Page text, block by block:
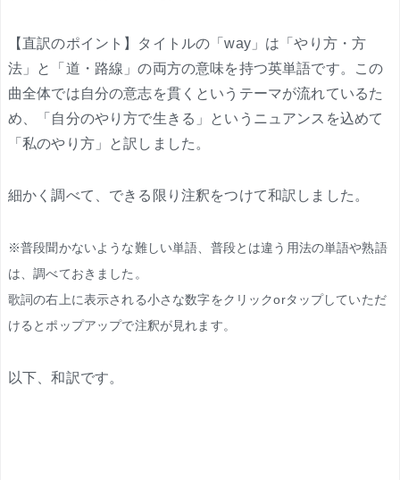
【直訳のポイント】タイトルの「way」は「やり方・方
法」と「道・路線」の両方の意味を持つ英単語です。この
曲全体では自分の意志を貫くというテーマが流れているた
め、「自分のやり方で生きる」というニュアンスを込めて
「私のやり方」と訳しました。
細かく調べて、できる限り注釈をつけて和訳しました。
※普段聞かないような難しい単語、普段とは違う用法の単語や熟語
は、調べておきました。
歌詞の右上に表示される小さな数字をクリックorタップしていただ
けるとポップアップで注釈が見れます。
以下、和訳です。